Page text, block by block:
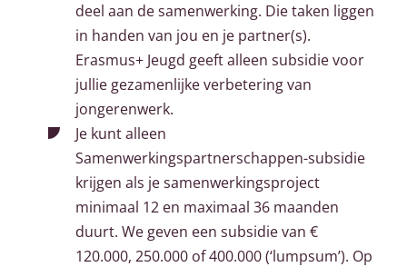
deel aan de samenwerking. Die taken liggen
in handen van jou en je partner(s).
Erasmus+ Jeugd geeft alleen subsidie voor
jullie gezamenlijke verbetering van
jongerenwerk.
Je kunt alleen
Samenwerkingspartnerschappen-subsidie
krijgen als je samenwerkingsproject
minimaal 12 en maximaal 36 maanden
duurt. We geven een subsidie van €
120.000, 250.000 of 400.000 (‘lumpsum’). Op